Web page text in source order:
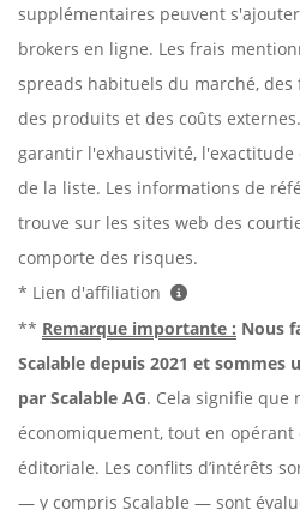
supplémentaires peuvent
brokers en ligne. Les frais
spreads habituels du marché, des
des produits et des coûts
garantir l'exhaustivité,
de la liste. Les informations de
trouve sur les sites web des
comporte des risques.
* Lien d'affiliation
** Remarque importante : Nous
Scalable depuis 2021 et sommes
par Scalable AG. Cela signifie que
économiquement, tout en
éditoriale. Les conflits d’intérêts
— y compris Scalable — sont